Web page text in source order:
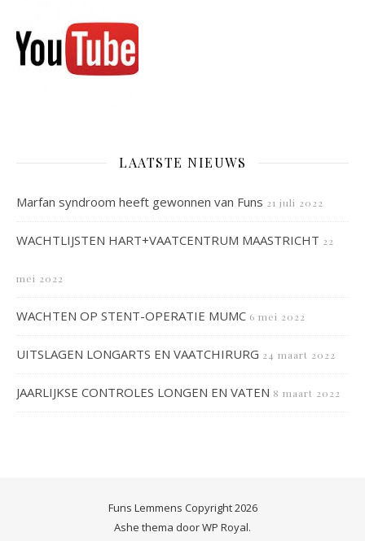
LAATSTE NIEUWS
Marfan syndroom heeft gewonnen van Funs 21 juli 2022
WACHTLIJSTEN HART+VAATCENTRUM MAASTRICHT 22
mei 2022
WACHTEN OP STENT-OPERATIE MUMC 6 mei 2022
UITSLAGEN LONGARTS EN VAATCHIRURG 24 maart 2022
JAARLIJKSE CONTROLES LONGEN EN VATEN 8 maart 2022
Funs Lemmens Copyright 2026
Ashe thema doorWP Royal.